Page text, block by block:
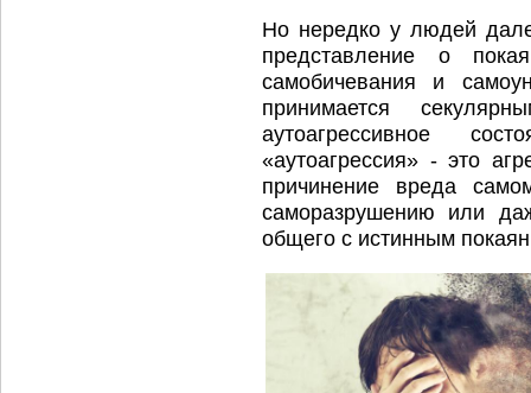
Но нередко у людей
представление о
самобичевания и
принимается
аутоагрессивное
«аутоагрессия» - это
причинение вреда
саморазрушению или
общего с истинным